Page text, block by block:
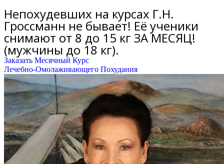
Непохудевших на курсах Г.Н.
Гроссманн не бывает! Её ученики
снимают от 8 до 15 кг ЗА МЕСЯЦ!
(мужчины до 18 кг).
Заказать Месячный Курс
Лечебно-Омолаживающего Похудания